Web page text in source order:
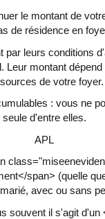
le montant de
de résidence en
par leurs conditions
Leur montant
de votre foyer.
: vous ne
seule d'entre elles.
APL
span> (quelle
avec ou sans
souvent il s'agit d'un